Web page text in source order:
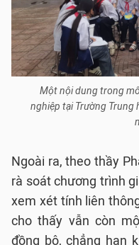
Một nội dung trong
nghiệp tại Trường Trung
Ngoài ra, theo thầy
rà soát chương trình
xem xét tính liên
cho thấy vẫn còn
đồng bộ, chẳng hạn